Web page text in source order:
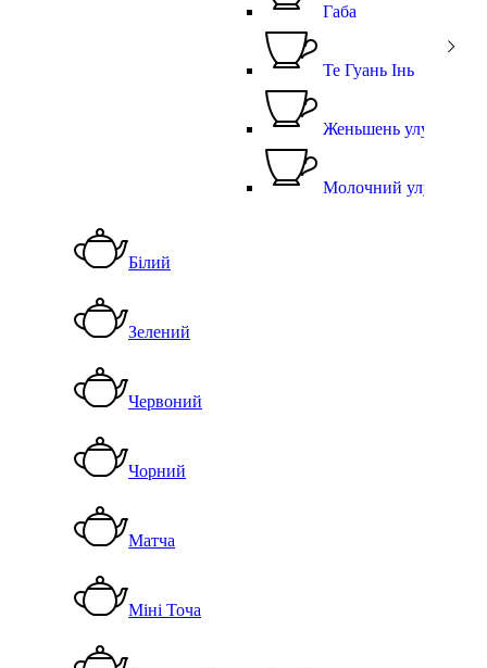
Габа
Те Гуань Інь
Женьшень улун
Молочний улун
Білий
Зелений
Червоний
Чорний
Матча
Міні Точа